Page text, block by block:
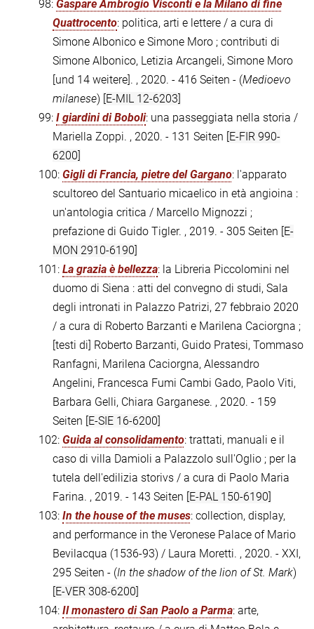
98: Gaspare Ambrogio Visconti e la Milano di fine
Quattrocento: politica, arti e lettere / a cura di
Simone Albonico e Simone Moro ; contributi di
Simone Albonico, Letizia Arcangeli, Simone Moro
[und 14 weitere]. , 2020. - 416 Seiten - (Medioevo
milanese) [E-MIL 12-6203]
99: I giardini di Boboli: una passeggiata nella storia /
Mariella Zoppi. , 2020. - 131 Seiten [E-FIR 990-
6200]
100: Gigli di Francia, pietre del Gargano: l'apparato
scultoreo del Santuario micaelico in età angioina :
un'antologia critica / Marcello Mignozzi ;
prefazione di Guido Tigler. , 2019. - 305 Seiten [E-
MON 2910-6190]
101: La grazia è bellezza: la Libreria Piccolomini nel
duomo di Siena : atti del convegno di studi, Sala
degli intronati in Palazzo Patrizi, 27 febbraio 2020
/ a cura di Roberto Barzanti e Marilena Caciorgna ;
[testi di] Roberto Barzanti, Guido Pratesi, Tommaso
Ranfagni, Marilena Caciorgna, Alessandro
Angelini, Francesca Fumi Cambi Gado, Paolo Viti,
Barbara Gelli, Chiara Garganese. , 2020. - 159
Seiten [E-SIE 16-6200]
102: Guida al consolidamento: trattati, manuali e il
caso di villa Damioli a Palazzolo sull'Oglio ; per la
tutela dell'edilizia storivs / a cura di Paolo Maria
Farina. , 2019. - 143 Seiten [E-PAL 150-6190]
103: In the house of the muses: collection, display,
and performance in the Veronese Palace of Mario
Bevilacqua (1536-93) / Laura Moretti. , 2020. - XXI,
295 Seiten - (In the shadow of the lion of St. Mark)
[E-VER 308-6200]
104: Il monastero di San Paolo a Parma: arte,